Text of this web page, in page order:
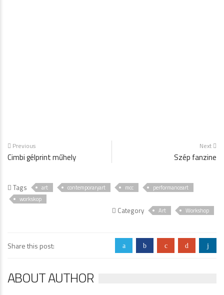
Previous
Cimbi gélprint műhely
Next
Szép fanzine
Tags art contemporaryart mcc
performanceart
workskop
Category Art Workshop
Share this post: a b c d j
ABOUT AUTHOR